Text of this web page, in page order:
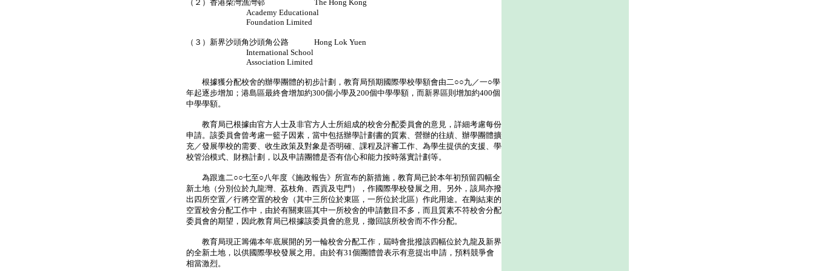
（２）香港柴灣漁灣邨 The Hong Kong
Academy Educational
Foundation Limited
（３）新界沙頭角沙頭角公路 Hong Lok Yuen
International School
Association Limited
根據獲分配校舍的辦學團體的初步計劃，教育局預期國際學校學額會由二○○九／一○學
年起逐步增加；港島區最終會增加約300個小學及200個中學學額，而新界區則增加約400個
中學學額。
教育局已根據由官方人士及非官方人士所組成的校舍分配委員會的意見，詳細考慮每份
申請。該委員會曾考慮一籃子因素，當中包括辦學計劃書的質素、營辦的往績、辦學團體擴
充／發展學校的需要、收生政策及對象是否明確、課程及評審工作、為學生提供的支援、學
校管治模式、財務計劃，以及申請團體是否有信心和能力按時落實計劃等。
為跟進二○○七至○八年度《施政報告》所宣布的新措施，教育局已於本年初預留四幅全
新土地（分別位於九龍灣、荔枝角、西貢及屯門），作國際學校發展之用。另外，該局亦撥
出四所空置／行將空置的校舍（其中三所位於東區，一所位於北區）作此用途。在剛結束的
空置校舍分配工作中，由於有關東區其中一所校舍的申請數目不多，而且質素不符校舍分配
委員會的期望，因此教育局已根據該委員會的意見，撤回該所校舍而不作分配。
教育局現正籌備本年底展開的另一輪校舍分配工作，屆時會批撥該四幅位於九龍及新界
的全新土地，以供國際學校發展之用。由於有31個團體曾表示有意提出申請，預料競爭會
相當激烈。